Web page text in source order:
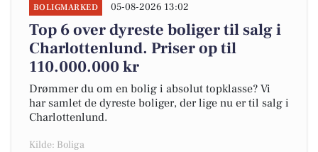
BOLIGMARKED 05-08-2026 13:02
Top 6 over dyreste boliger til salg i
Charlottenlund. Priser op til
110.000.000 kr
Drømmer du om en bolig i absolut topklasse? Vi
har samlet de dyreste boliger, der lige nu er til salg i
Charlottenlund.
Kilde: Boliga